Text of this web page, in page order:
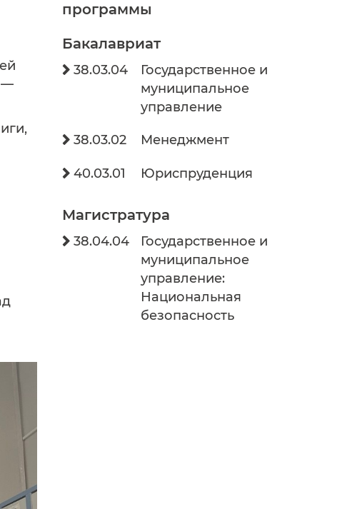
—
программы
Бакалавриат
38.03.04
Государственное и
муниципальное
управление
38.03.02 Менеджмент
40.03.01 Юриспруденция
Магистратура
38.04.04
Государственное и
муниципальное
управление:
Национальная
безопасность